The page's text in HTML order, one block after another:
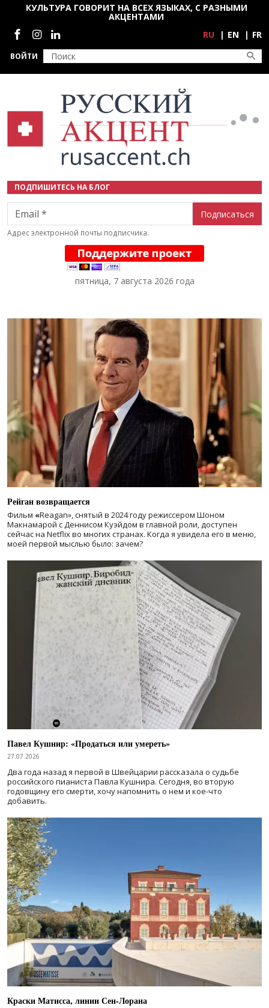
Перейти к основному содержанию
ВОЙТИ
КУЛЬТУРА ГОВОРИТ НА ВСЕХ ЯЗЫКАХ, С РАЗНЫМИ
АКЦЕНТАМИ
Социальные сети
RU EN FR
ПОДПИШИТЕСЬ НА БЛОГ
Email
Адрес электронной почты подписчика.
пятница, 7 августа 2026 года
Рейган возвращается
Фильм «Reagan», снятый в 2024 годурежиссером Шоном
Макнамарой с Деннисом Куэйдом в главной роли, доступен
сейчас на Netflix во многих странах. Когда я увидела его в меню,
моей первой мыслью было: зачем?
Павел Кушнир: «Продаться или умереть»
27.07.2026
Два года назад я первой в Швейцарии рассказала о судьбе
российского пианиста Павла Кушнира. Сегодня, во вторую
годовщину его смерти, хочу напомнить о нем и кое-что
добавить.
Краски Матисса, линии Сен-Лорана